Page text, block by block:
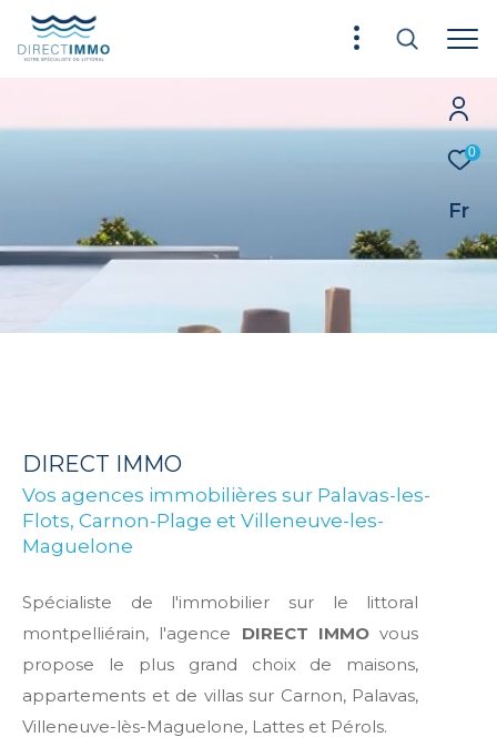
0
Fr
DIRECT IMMO
Vos agences immobilières sur Palavas-les-
Flots, Carnon-Plage et Villeneuve-les-
Maguelone
Spécialiste de l'immobilier sur le littoral
montpelliérain, l'agence DIRECT IMMOvous
propose le plus grand choix de maisons,
appartements et de villas sur Carnon, Palavas,
Villeneuve-lès-Maguelone, Lattes et Pérols.